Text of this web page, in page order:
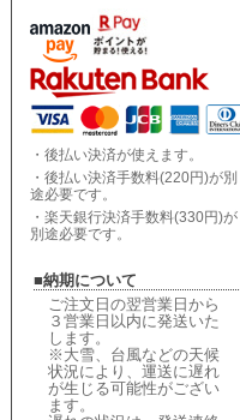
・後払い決済が使えます。
・後払い決済手数料(220円)が別
途必要です。
・楽天銀行決済手数料(330円)が
別途必要です。
■納期について
ご注文日の翌営業日から
３営業日以内に発送いた
します。
※大雪、台風などの天候
状況により、 運送に遅れ
が生じる可能性がござい
ます。